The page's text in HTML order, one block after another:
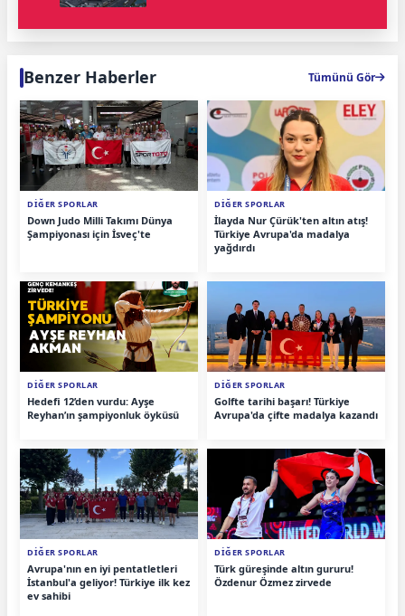
Benzer Haberler Tümünü Gör
DİĞER SPORLAR
Down Judo Milli Takımı Dünya
Şampiyonası için İsveç'te
DİĞER SPORLAR
İlayda Nur Çürük'ten altın atış!
Türkiye Avrupa'da madalya
yağdırdı
DİĞER SPORLAR
Hedefi 12’den vurdu: Ayşe
Reyhan’ın şampiyonluk öyküsü
DİĞER SPORLAR
Golfte tarihi başarı! Türkiye
Avrupa'da çifte madalya kazandı
DİĞER SPORLAR
Avrupa'nın en iyi pentatletleri
İstanbul'a geliyor! Türkiye ilk kez
ev sahibi
DİĞER SPORLAR
Türk güreşinde altın gururu!
Özdenur Özmez zirvede